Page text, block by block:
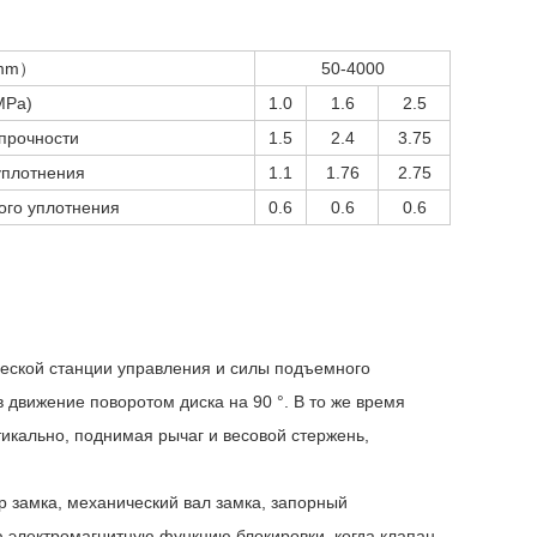
）
50-4000
1.0 1.6
2.5
1.5 2.4
3.75
1.1 1.76
2.75
уплотнения
0.6 0.6 0.6
станции управления и силы подъемного
поворотом диска на 90 °. В то же время
поднимая рычаг и весовой стержень,
механический вал замка, запорный